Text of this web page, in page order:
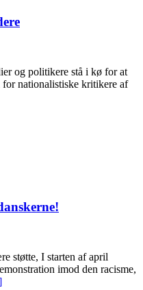
og politikere stå i kø for at
nationalistiske kritikere af
støtte, I starten af april
imod den racisme,